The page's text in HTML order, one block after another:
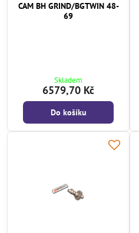
CAM BH GRIND/BGTWIN 48-
69
Skladem
6579,70 Kč
Do košíku